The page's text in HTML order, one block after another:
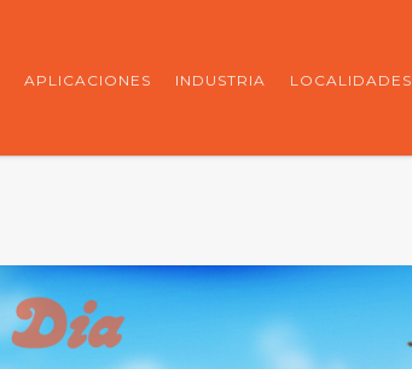
APLICACIONES INDUSTRIA LOCALIDADES